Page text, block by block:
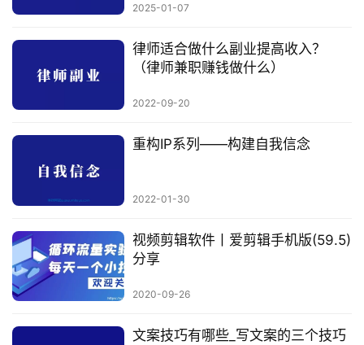
2025-01-07
律师适合做什么副业提高收入？
（律师兼职赚钱做什么）
2022-09-20
重构IP系列——构建自我信念
2022-01-30
视频剪辑软件丨爱剪辑手机版(59.5)
分享
2020-09-26
文案技巧有哪些_写文案的三个技巧